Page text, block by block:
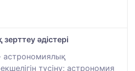
әдістері
астрономиялық
түсіну; астрономия